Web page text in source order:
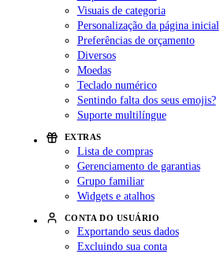
Visuais de categoria
Personalização da página inicial
Preferências de orçamento
Diversos
Moedas
Teclado numérico
Sentindo falta dos seus emojis?
Suporte multilíngue
EXTRAS
Lista de compras
Gerenciamento de garantias
Grupo familiar
Widgets e atalhos
CONTA DO USUÁRIO
Exportando seus dados
Excluindo sua conta